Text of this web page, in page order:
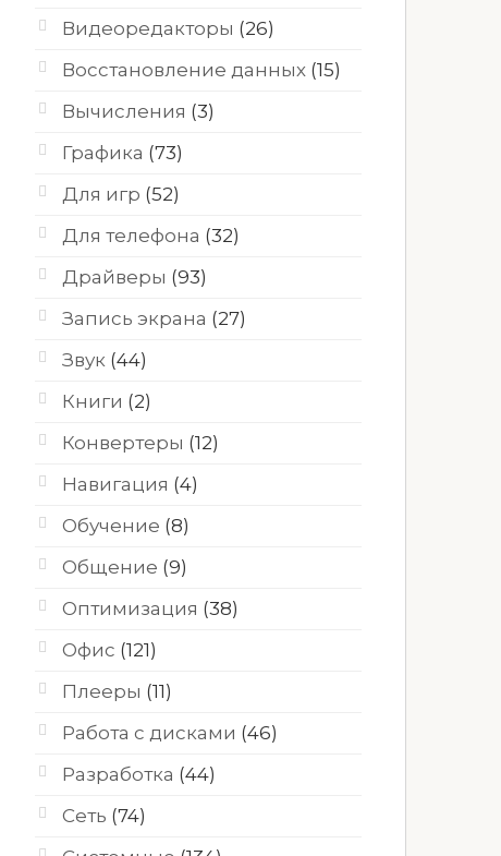
Видеоредакторы (26)
Восстановление данных (15)
Вычисления (3)
Графика (73)
Для игр (52)
Для телефона (32)
Драйверы (93)
Запись экрана (27)
Звук (44)
Книги (2)
Конвертеры (12)
Навигация (4)
Обучение (8)
Общение (9)
Оптимизация (38)
Офис (121)
Плееры (11)
Работа с дисками (46)
Разработка (44)
Сеть (74)